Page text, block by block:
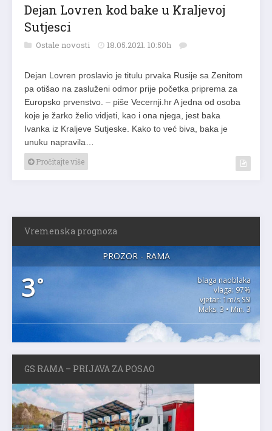
Dejan Lovren kod bake u Kraljevoj
Sutjesci
Ostale novosti 18.05.2021. 10:50h
Dejan Lovren proslavio je titulu prvaka Rusije sa Zenitom
pa otišao na zasluženi odmor prije početka priprema za
Europsko prvenstvo. – piše Vecernji.hr A jedna od osoba
koje je žarko želio vidjeti, kao i ona njega, jest baka
Ivanka iz Kraljeve Sutjeske. Kako to već biva, baka je
unuku napravila…
Pročitajte više
Vremenska prognoza
PROZOR - RAMA
3°
blaga naoblaka
vlaga: 97%
vjetar: 1m/s SSI
Maks. 3 • Min. 3
GS RAMA – PRIJAVA ZA POSAO